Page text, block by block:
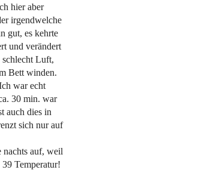
hier aber
irgendwelche
gut, es kehrte
und verändert
schlecht Luft,
Bett winden.
war echt
30 min. war
auch dies in
sich nur auf
nachts auf, weil
Temperatur!